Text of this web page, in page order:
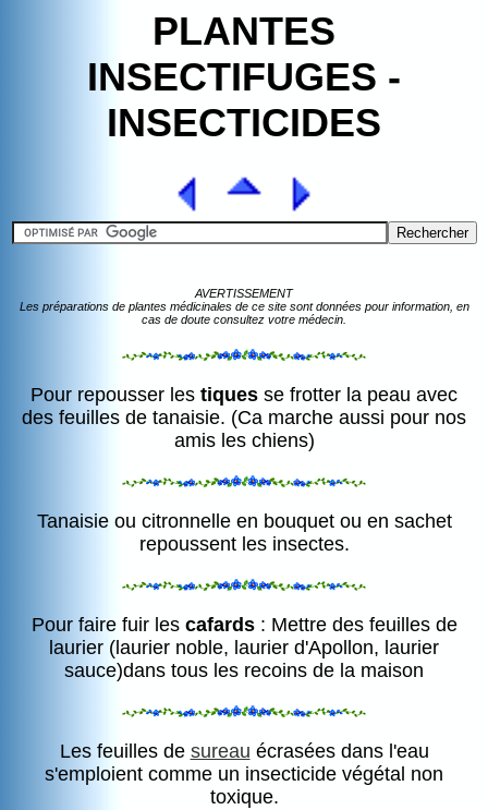
PLANTES
INSECTIFUGES -
INSECTICIDES
AVERTISSEMENT
Les préparations de plantes médicinales de ce site sont données pour information, en
cas de doute consultez votre médecin.
Pour repousser les tiques se frotter la peau avec
des feuilles de tanaisie. (Ca marche aussi pour nos
amis les chiens)
Tanaisie ou citronnelle en bouquet ou en sachet
repoussent les insectes.
Pour faire fuir les cafards: Mettre des feuilles de
laurier (laurier noble, laurier d'Apollon, laurier
sauce)dans tous les recoins de la maison
Les feuilles de sureau écrasées dans l'eau
s'emploient comme un insecticide végétal non
toxique.